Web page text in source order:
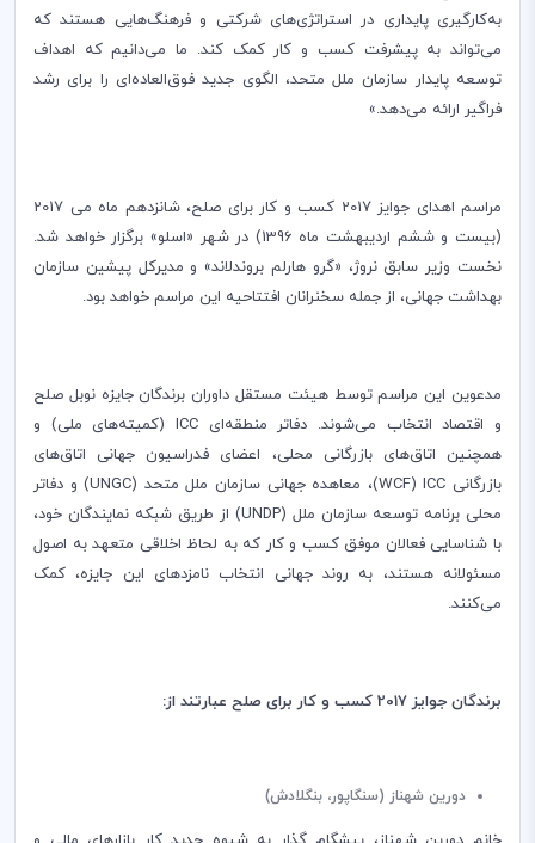
به‌کارگیری پایداری در استراتژی‌های شرکتی و فرهنگ‌هایی هستند که
می‌تواند به پیشرفت کسب و کار کمک کند. ما می‌دانیم که اهداف
توسعه پایدار سازمان ملل متحد، الگوی جدید فوق‌العاده‌ای را برای رشد
فراگیر ارائه می‌دهد.»
مراسم اهدای جوایز 2017 کسب و کار برای صلح، شانزدهم ماه می 2017
(بیست و ششم اردیبهشت ماه 1396) در شهر «اسلو» برگزار خواهد شد.
نخست وزیر سابق نروژ، «گرو هارلم بروندلاند» و مدیرکل پیشین سازمان
بهداشت جهانی، از جمله سخنرانان افتتاحیه این مراسم خواهد بود.
مدعوین این مراسم توسط هیئت مستقل داوران برندگان جایزه نوبل صلح
و اقتصاد انتخاب می‌شوند. دفاتر منطقه‌ای ICC (کمیته‌های ملی) و
همچنین اتاق‌های بازرگانی محلی، اعضای فدراسیون جهانی اتاق‌های
بازرگانی ICC
(
WCF)، معاهده جهانی سازمان ملل متحد (UNGC) و دفاتر
محلی برنامه توسعه سازمان ملل (UNDP) از طریق شبکه نمایندگان خود،
با شناسایی فعالان موفق کسب و کار که به لحاظ اخلاقی متعهد به اصول
مسئولانه هستند، به روند جهانی انتخاب نامزدهای این جایزه، کمک
می‌کنند.
برندگان جوایز 2017 کسب و کار برای صلح عبارتند از:
دورین شهناز (سنگاپور، بنگلادش)